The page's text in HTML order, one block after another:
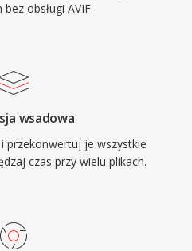
obsługi AVIF.
wsadowa
przekonwertuj je wszystkie
czas przy wielu plikach.